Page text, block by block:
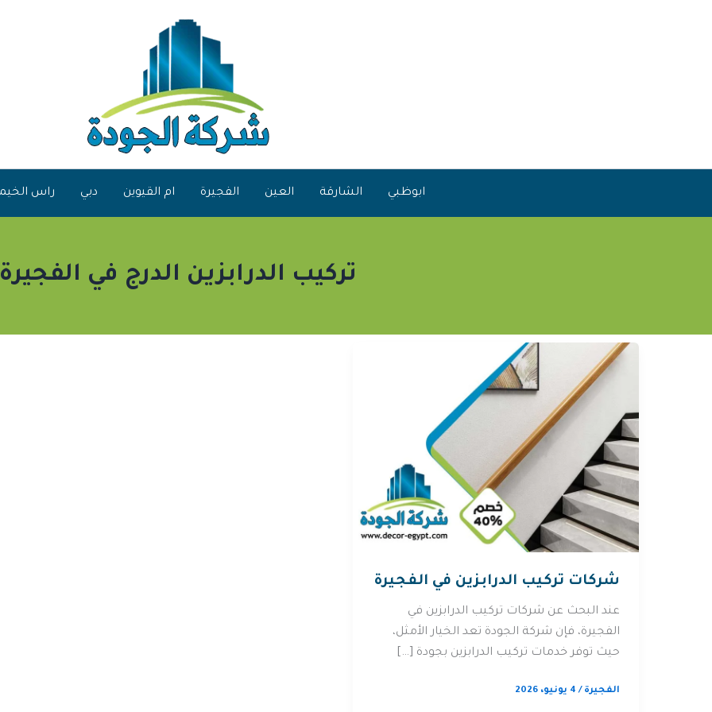
ابوظبي الشارقة العين الفجيرة ام القيوين دبي راس
تركيب الدرابزين الدرج في الفجيرة
شركات تركيب الدرابزين في الفجيرة
عند البحث عن شركات تركيب الدرابزين في
الفجيرة، فإن شركة الجودة تعد الخيار الأمثل،
حيث توفر خدمات تركيب الدرابزين بجودة […]
الفجيرة / 4 يونيو، 2026